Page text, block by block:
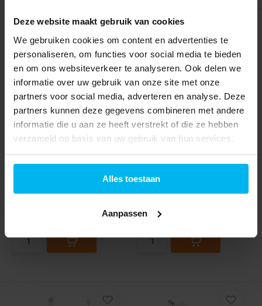
Deze website maakt gebruik van cookies
We gebruiken cookies om content en advertenties te
personaliseren, om functies voor social media te bieden
en om ons websiteverkeer te analyseren. Ook delen we
informatie over uw gebruik van onze site met onze
partners voor social media, adverteren en analyse. Deze
partners kunnen deze gegevens combineren met andere
informatie die u aan ze heeft verstrekt of die ze hebben
verzameld op basis van uw gebruik van hun services.
Alles toestaan
Aanpassen
ACT AK4000 Mini
DisplayPort male naar
HD...
Direct beschikbaar
Ewent EW3966
Universele notebook
lader 9...
Universeel
Direct beschikbaar
39,99